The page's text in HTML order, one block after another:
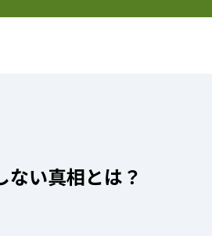
い真相とは？